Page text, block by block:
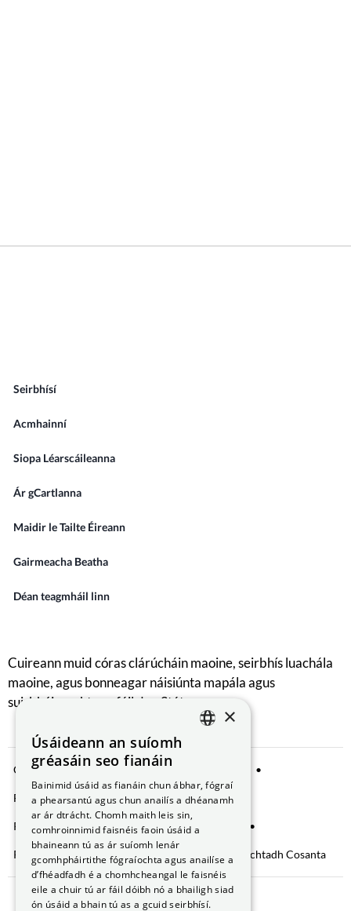
Seirbhísí
Acmhainní
Siopa Léarscáileanna
Ár gCartlanna
Maidir le Tailte Éireann
Gairmeacha Beatha
Déan teagmháil linn
Cuireann muid córas clárúcháin maoine, seirbhís luachála
maoine, agus bonneagar náisiúnta mapála agus
suirbhéireachta ar fáil don Stát.
Comhroinnt Sonraí Fógra Príobháideachta
Fianáin a bhainistiú Saoráil Faisnéise
Ráiteas Inrochtaineachta Brústocaireacht
Rochtain ar Fhaisnéis faoin gComhshaol Nochtadh Cosanta
×
Úsáideann an suíomh
gréasáin seo fianáin
Bainimid úsáid as fianáin chun ábhar, fógraí
a phearsantú agus chun anailís a dhéanamh
ar ár dtrácht. Chomh maith leis sin,
comhroinnimid faisnéis faoin úsáid a
bhaineann tú as ár suíomh lenár
gcomhpháirtithe fógraíochta agus anailíse a
d’fhéadfadh é a chomhcheangal le faisnéis
eile a chuir tú ar fáil dóibh nó a bhailigh siad
ón úsáid a bhain tú as a gcuid seirbhísí.